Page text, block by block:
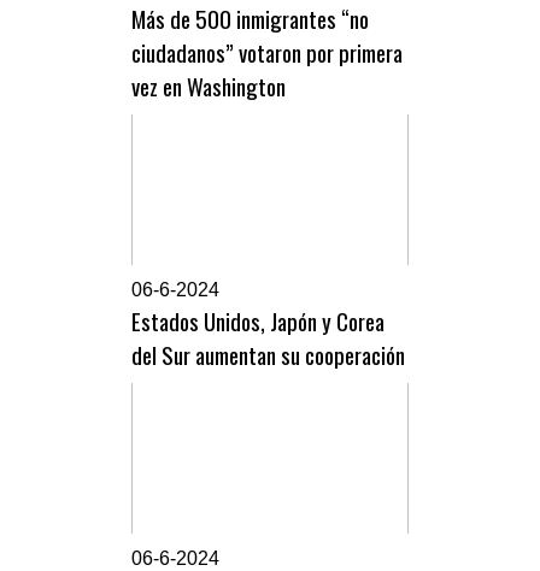
Más de 500 inmigrantes “no
ciudadanos” votaron por primera
vez en Washington
06-6-2024
Estados Unidos, Japón y Corea
del Sur aumentan su cooperación
06-6-2024